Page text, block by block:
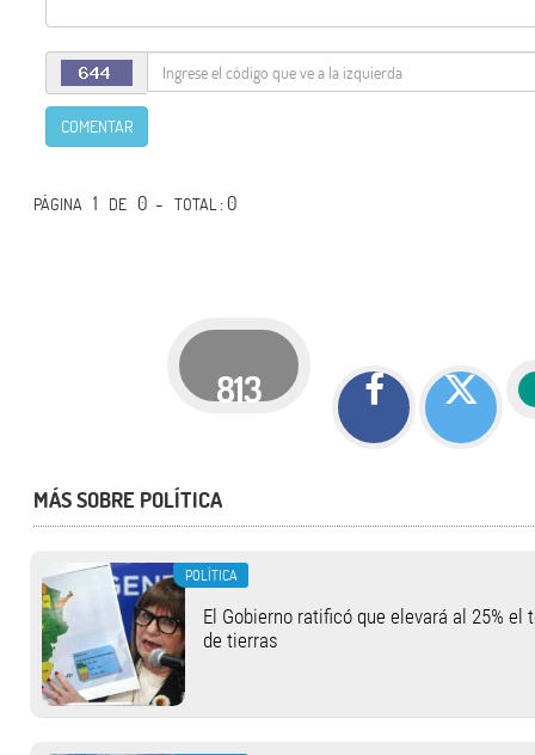
COMENTAR
PÁGINA 1 DE 0 -TOTAL: 0
813
MÁS SOBRE POLÍTICA
POLÍTICA
El Gobierno ratificó que elevará al 25%
de tierras